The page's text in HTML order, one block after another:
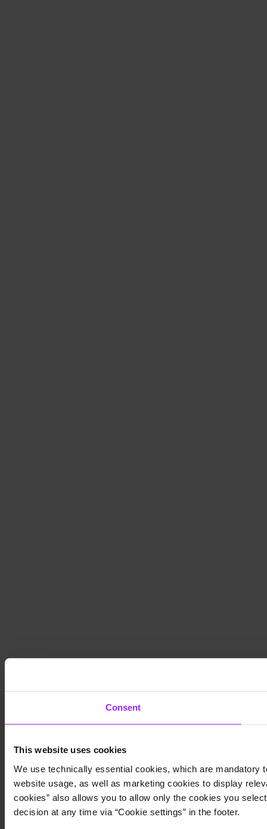
Consent
This website uses cookies
We use technically essential cookies, which are mandatory
website usage, as well as marketing cookies to display
cookies” also allows you to allow only the cookies you
decision at any time via “Cookie settings” in the footer.